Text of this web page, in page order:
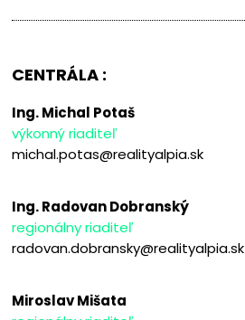
CENTRÁLA :
Ing. Michal Potaš
výkonný riaditeľ
michal.potas@realityalpia.sk
Ing. Radovan Dobranský
regionálny riaditeľ
radovan.dobransky@realityalpia.sk
Miroslav Mišata